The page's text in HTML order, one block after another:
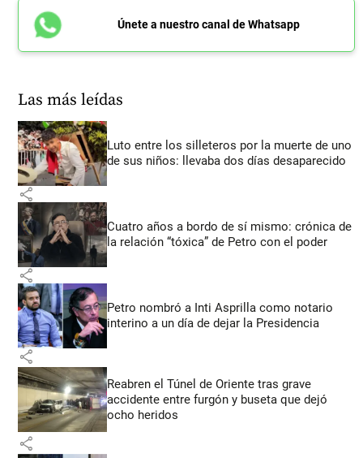
Únete a nuestro canal de Whatsapp
Las más leídas
Luto entre los silleteros por la muerte de uno
de sus niños: llevaba dos días desaparecido
share
Cuatro años a bordo de sí mismo: crónica de
la relación “tóxica” de Petro con el poder
share
Petro nombró a Inti Asprilla como notario
interino a un día de dejar la Presidencia
share
Reabren el Túnel de Oriente tras grave
accidente entre furgón y buseta que dejó
ocho heridos
share